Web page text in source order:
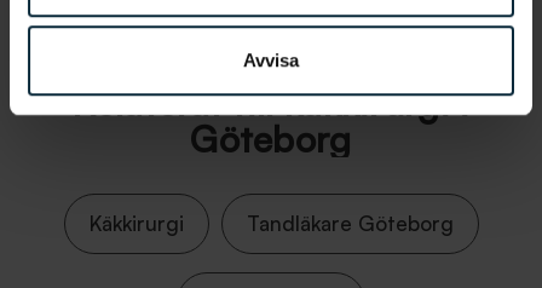
Avvisa
Relaterat till käkkirurgi i
Göteborg
Käkkirurgi Tandläkare Göteborg